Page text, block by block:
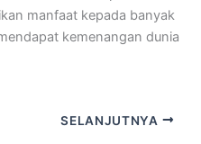
manfaat kepada banyak
kemenangan dunia
SELANJUTNYA